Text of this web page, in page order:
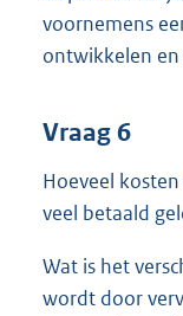
voornemens
ontwikkelen
Vraag 6
Hoeveel
veel betaald
Wat is het
wordt door